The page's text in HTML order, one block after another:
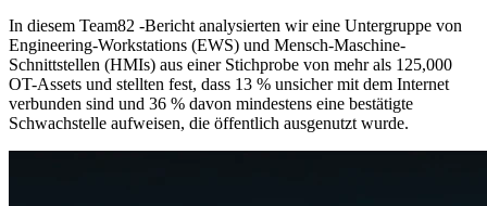
In diesem Team82 -Bericht analysierten wir eine Untergruppe von
Engineering-Workstations (EWS) und Mensch-Maschine-
Schnittstellen (HMIs) aus einer Stichprobe von mehr als 125,000
OT-Assets und stellten fest, dass 13 % unsicher mit dem Internet
verbunden sind und 36 % davon mindestens eine bestätigte
Schwachstelle aufweisen, die öffentlich ausgenutzt wurde.